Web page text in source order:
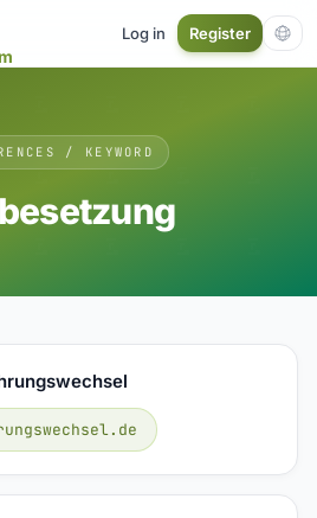
Log in Register
/ KEYWORD